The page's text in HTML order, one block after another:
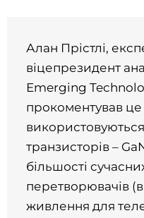
Алан Прістлі,
віцепрезидент
Emerging
прокоментував
транзисторів –
більшості
перетворювачів
живлення для